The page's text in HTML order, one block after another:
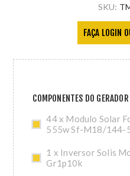
SKU:
FAÇA LOGIN
COMPONENTES DO
44 x Modulo Solar
555w Sf-M18/144-
1 x Inversor Solis
Gr1p10k